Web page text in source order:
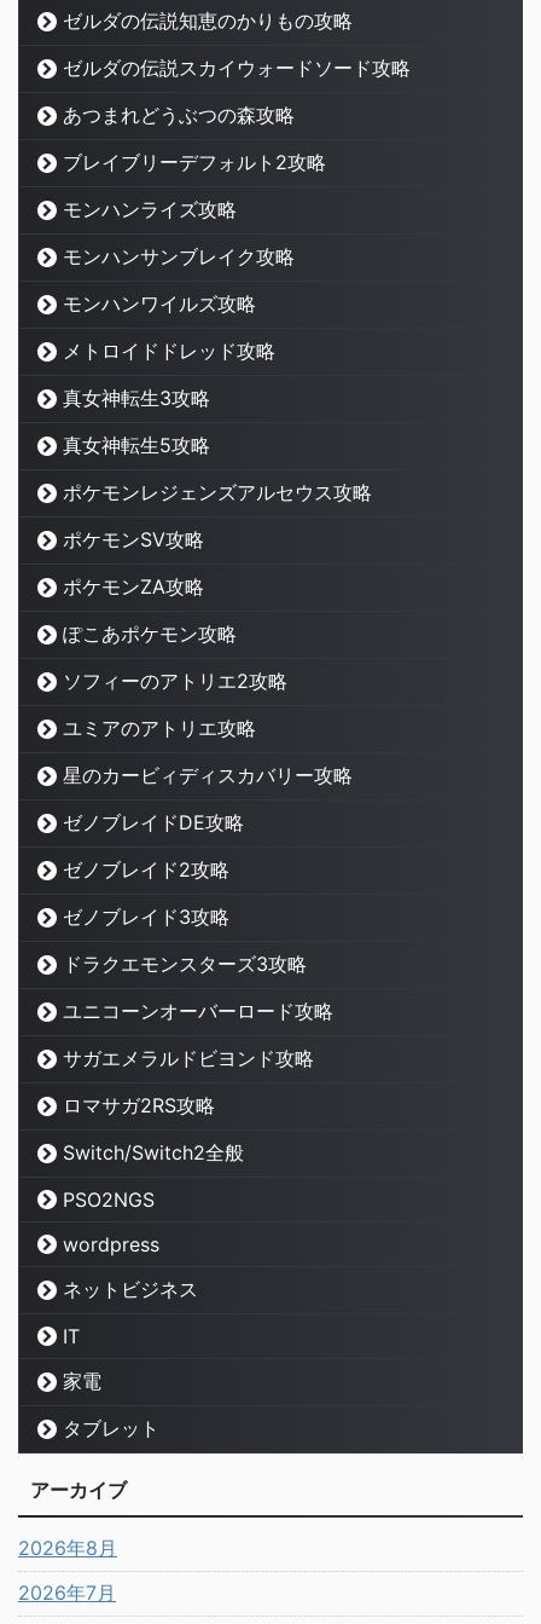
ゼルダの伝説知恵のかりもの攻略
ゼルダの伝説スカイウォードソード攻略
あつまれどうぶつの森攻略
ブレイブリーデフォルト2攻略
モンハンライズ攻略
モンハンサンブレイク攻略
モンハンワイルズ攻略
メトロイドドレッド攻略
真女神転生3攻略
真女神転生5攻略
ポケモンレジェンズアルセウス攻略
ポケモンSV攻略
ポケモンZA攻略
ぽこあポケモン攻略
ソフィーのアトリエ2攻略
ユミアのアトリエ攻略
星のカービィディスカバリー攻略
ゼノブレイドDE攻略
ゼノブレイド2攻略
ゼノブレイド3攻略
ドラクエモンスターズ3攻略
ユニコーンオーバーロード攻略
サガエメラルドビヨンド攻略
ロマサガ2RS攻略
Switch/Switch2全般
PSO2NGS
wordpress
ネットビジネス
IT
家電
タブレット
アーカイブ
2026年8月
2026年7月